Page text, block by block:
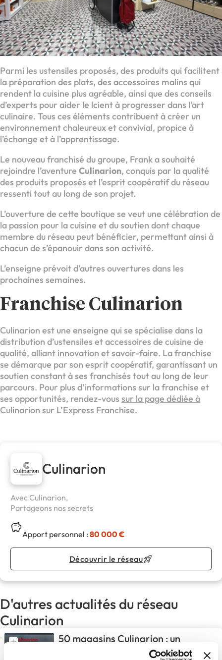
Parmi les ustensiles proposés, des produits qui facilitent
la préparation des plats, des accessoires malins qui
rendent la cuisine plus agréable, ainsi que des conseils
d’experts pour aider le lcient à progresser dans l’art
culinaire. Tous ces éléments contribuent à créer un
environnement chaleureux et convivial, propice à
l’échange et à l’apprentissage.
Le nouveau franchisé du groupe, Frank a souhaité
rejoindre l’aventure Culinarion, conquis par la qualité
des produits proposés et l’esprit coopératif du réseau
ressenti tout au long de son projet.
L’ouverture de cette boutique se veut une célébration de
la passion pour la cuisine et du soutien dont chaque
membre du réseau peut bénéficier, permettant ainsi à
chacun de s’épanouir dans son activité.
L’enseigne prévoit d’autres ouvertures dans les
prochaines semaines.
Franchise Culinarion
Culinarion est une enseigne qui se spécialise dans la
distribution d’ustensiles et accessoires de cuisine de
qualité, alliant innovation et savoir-faire. La franchise
se démarque par son esprit coopératif, garantissant un
soutien constant à ses franchisés tout au long de leur
parcours. Pour plus d’informations sur la franchise et
ses opportunités, rendez-vous sur la page dédiée à
Culinarion sur L’Express Franchise.
Culinarion
Avec Culinarion,
Partageons nos secrets
Apport personnel :80 000 €
Découvrir le réseau
D'autres actualités du réseau
Culinarion
50 magasins Culinarion : un
cap majeur dans la vie d’un